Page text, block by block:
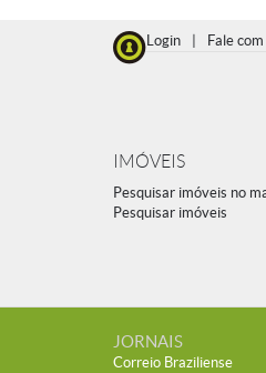
Login Fale
IMÓVEIS
Pesquisar imóveis no
Pesquisar imóveis
JORNAIS
Correio Braziliense